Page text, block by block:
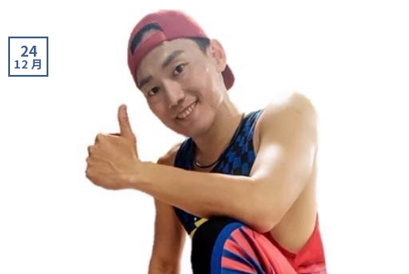
24
12 月